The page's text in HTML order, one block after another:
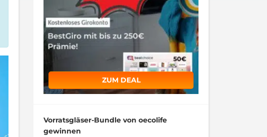
ZUM DEAL
Vorratsgläser-Bundle von oecolife
gewinnen